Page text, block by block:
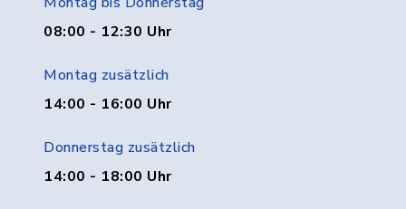
08:00 - 12:30 Uhr
Montag zusätzlich
14:00 - 16:00 Uhr
Donnerstag zusätzlich
14:00 - 18:00 Uhr